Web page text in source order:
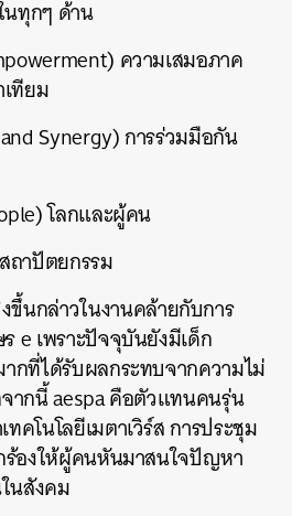
ทุกๆ ด้าน
ความเสมอภาค
ทียม
Synergy) การร่วมมือกัน
โลกและผู้คน
ถาปัตยกรรม
นกล่าวในงานคล้ายกับการ
e เพราะปัจจุบันยังมีเด็ก
กที่ได้รับผลกระทบจากความไม่
ากนี้ aespa คือตัวแทนคนรุ่น
คโนโลยีเมตาเวิร์ส การประชุม
ร้องให้ผู้คนหันมาสนใจปัญหา
นสังคม